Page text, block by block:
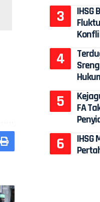
IHSG
FA
IHSG